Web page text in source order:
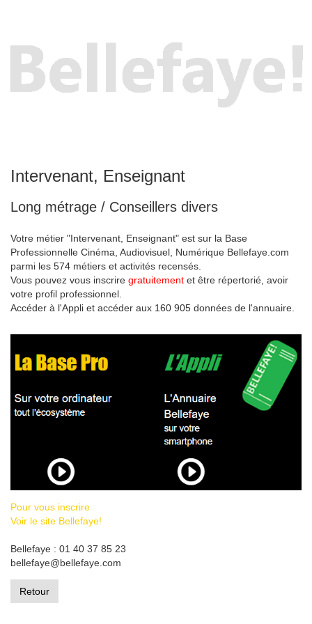
Intervenant, Enseignant
Long métrage / Conseillers divers
Votre métier "Intervenant, Enseignant" est sur la Base
Professionnelle Cinéma, Audiovisuel, Numérique Bellefaye.com
parmi les 574 métiers et activités recensés.
Vous pouvez vous inscrire gratuitement et être répertorié, avoir
votre profil professionnel.
Accéder à l'Appli et accéder aux 160 905 données de l'annuaire.
Pour vous inscrire
Voir le site Bellefaye!
Bellefaye : 01 40 37 85 23
bellefaye@bellefaye.com
Retour